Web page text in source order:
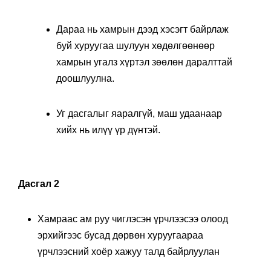
Дараа нь хамрын дээд хэсэгт байрлаж
буй хуруугаа шулуун хөдөлгөөнөөр
хамрын угалз хүртэл зөөлөн даралттай
доошлуулна.
Уг дасгалыг яаралгүй, маш удаанаар
хийх нь илүү үр дүнтэй.
Дасгал 2
Хамраас ам руу чиглэсэн үрчлээсээ олоод
эрхийгээс бусад дөрвөн хуруугаараа
үрчлээсний хоёр хажуу талд байрлуулан